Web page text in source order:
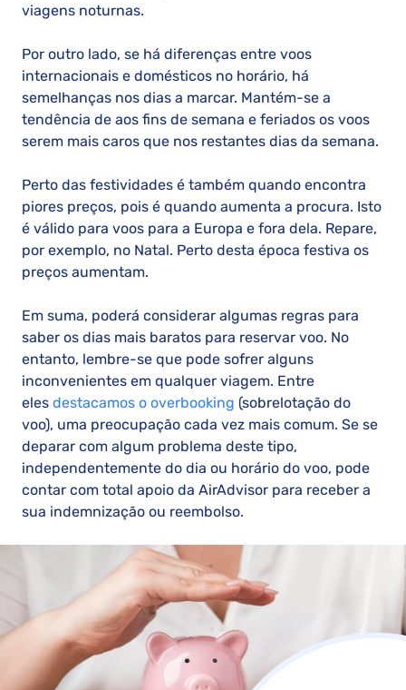
viagens noturnas.
Por outro lado, se há diferenças entre voos
internacionais e domésticos no horário, há
semelhanças nos dias a marcar. Mantém-se a
tendência de aos fins de semana e feriados os voos
serem mais caros que nos restantes dias da semana.
Perto das festividades é também quando encontra
piores preços, pois é quando aumenta a procura. Isto
é válido para voos para a Europa e fora dela. Repare,
por exemplo, no Natal. Perto desta época festiva os
preços aumentam.
Em suma, poderá considerar algumas regras para
saber os dias mais baratos para reservar voo. No
entanto, lembre-se que pode sofrer alguns
inconvenientes em qualquer viagem. Entre
eles destacamos o overbooking (sobrelotação do
voo), uma preocupação cada vez mais comum. Se se
deparar com algum problema deste tipo,
independentemente do dia ou horário do voo, pode
contar com total apoio da AirAdvisor para receber a
sua indemnização ou reembolso.